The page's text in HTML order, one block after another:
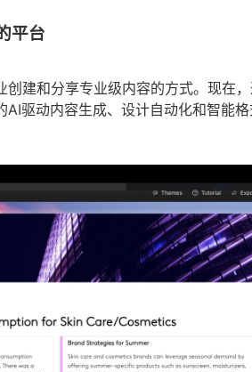
平台
创建和分享专业级内容的方式。现在
AI驱动内容生成、设计自动化和智能